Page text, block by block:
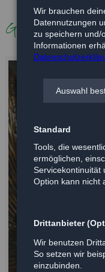
Galerie
Wir brauchen
Datennutzungen
zu speichern und/
Informationen
Auswahl
Standard
Tools, die
ermöglichen,
Servicekontinuität
Option kann nicht
Drittanbieter
Wir benutzen
So setzen wir
einzubinden.